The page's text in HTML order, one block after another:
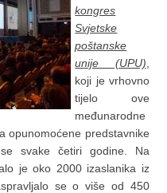
kongres
Svjetske
poštanske
unije (UPU)
koji je vrhovno
tijelo ove
međunarodne
opunomoćene predstavnike
svake četiri godine. Na
je oko 2000 izaslanika iz
se o više od 450